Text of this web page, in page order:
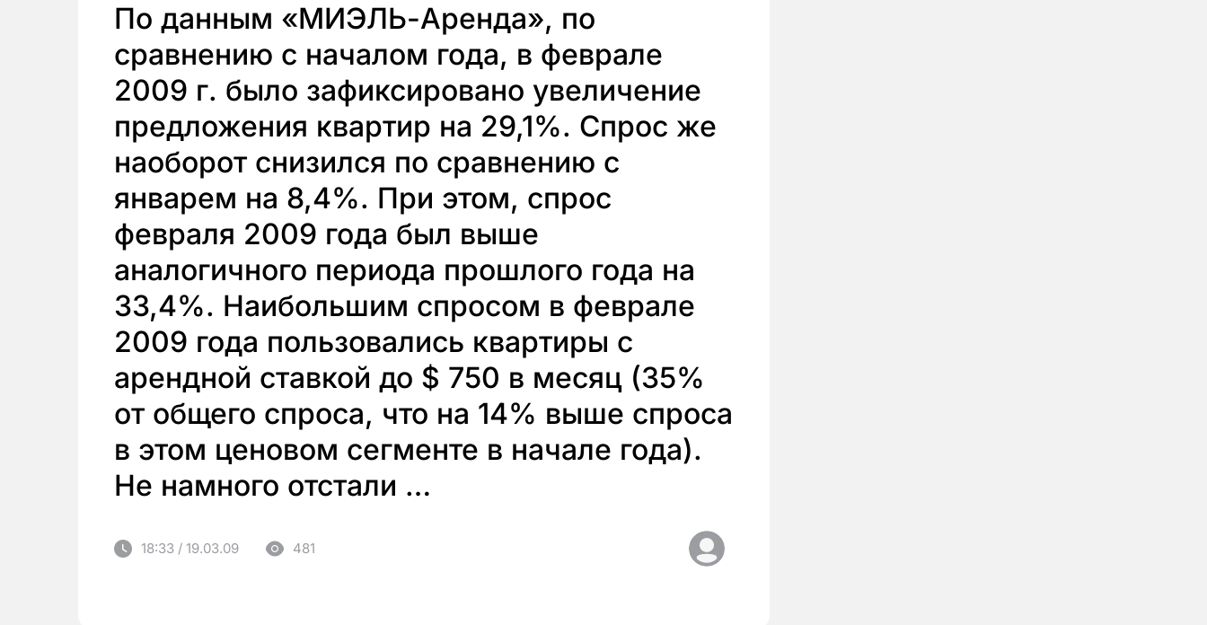
По данным «МИЭЛЬ-Аренда», по
сравнению с началом года, в феврале
2009 г. было зафиксировано увеличение
предложения квартир на 29,1%. Спрос же
наоборот снизился по сравнению с
январем на 8,4%. При этом, спрос
февраля 2009 года был выше
аналогичного периода прошлого года на
33,4%. Наибольшим спросом в феврале
2009 года пользовались квартиры с
арендной ставкой до $ 750 в месяц (35%
от общего спроса, что на 14% выше спроса
в этом ценовом сегменте в начале года).
Не намного отстали …
18:33 / 19.03.09 481